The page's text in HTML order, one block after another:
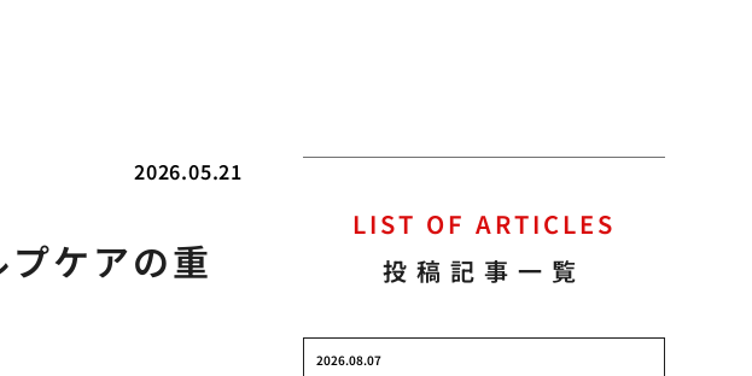
2026.05.21
ケアの重
LIST OF ARTICLES
投稿記事一覧
2026.08.07